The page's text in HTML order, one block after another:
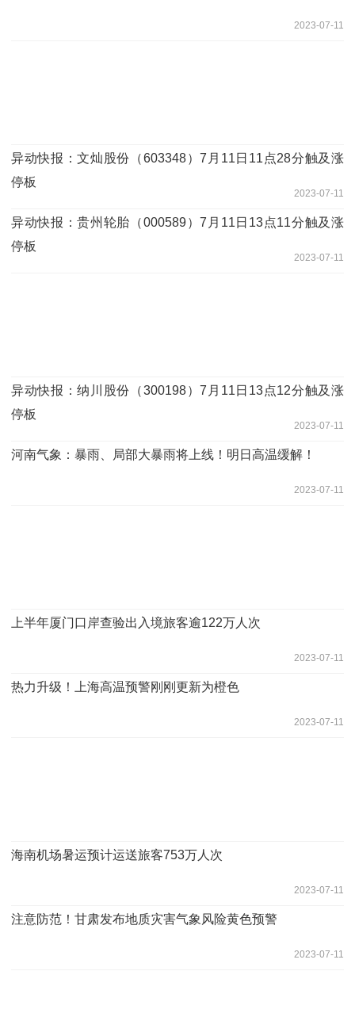
2023-07-11
异动快报：文灿股份（603348）7月11日11点28分触及涨
停板
2023-07-11
异动快报：贵州轮胎（000589）7月11日13点11分触及涨
停板
2023-07-11
异动快报：纳川股份（300198）7月11日13点12分触及涨
停板
2023-07-11
河南气象：暴雨、局部大暴雨将上线！明日高温缓解！
2023-07-11
上半年厦门口岸查验出入境旅客逾122万人次
2023-07-11
热力升级！上海高温预警刚刚更新为橙色
2023-07-11
海南机场暑运预计运送旅客753万人次
2023-07-11
注意防范！甘肃发布地质灾害气象风险黄色预警
2023-07-11